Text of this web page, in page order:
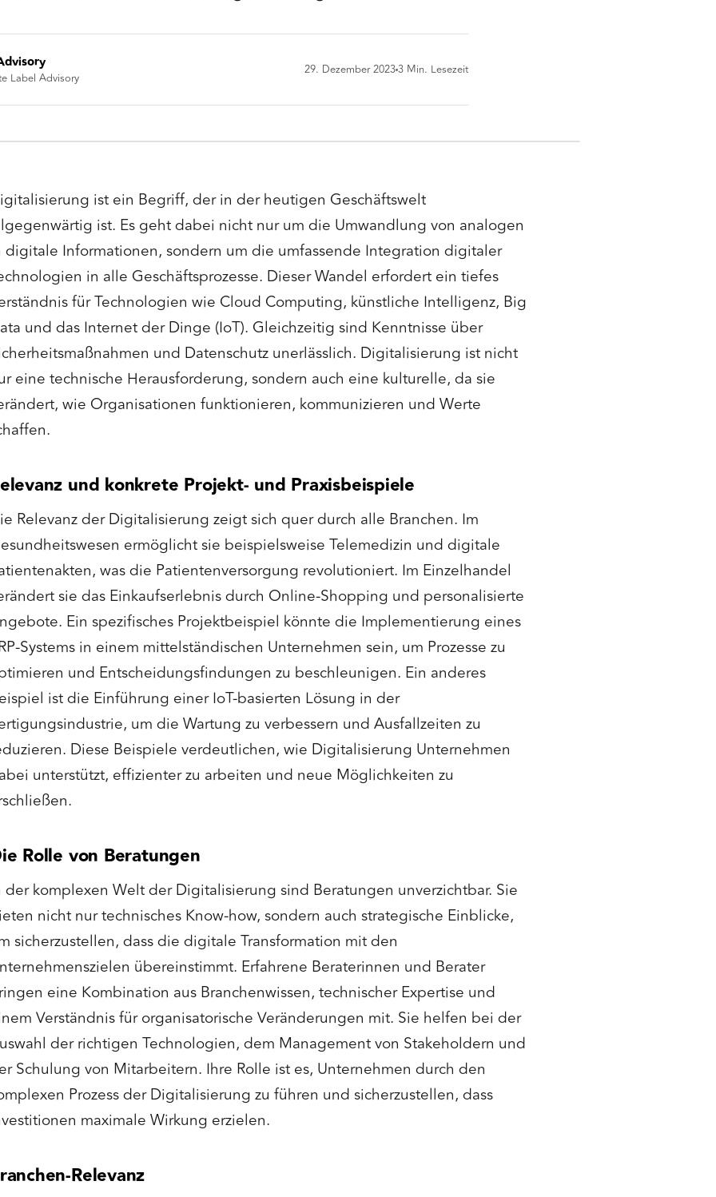
Label Advisory
29. Dezember 20233 Min. Lesezeit
ist ein Begriff, der in der heutigen Geschäftswelt
ist. Es geht dabei nicht nur um die Umwandlung von analogen
digitale Informationen, sondern um die umfassende Integration digitaler
in alle Geschäftsprozesse. Dieser Wandel erfordert ein tiefes
für Technologien wie Cloud Computing, künstliche Intelligenz, Big
und das Internet der Dinge (IoT). Gleichzeitig sind Kenntnisse über
und Datenschutz unerlässlich. Digitalisierung ist nicht
eine technische Herausforderung, sondern auch eine kulturelle, da sie
wie Organisationen funktionieren, kommunizieren und Werte
und konkrete Projekt- und Praxisbeispiele
Relevanz der Digitalisierung zeigt sich quer durch alle Branchen. Im
ermöglicht sie beispielsweise Telemedizin und digitale
was die Patientenversorgung revolutioniert. Im Einzelhandel
sie das Einkaufserlebnis durch Online-Shopping und personalisierte
Ein spezifisches Projektbeispiel könnte die Implementierung eines
Systems in einem mittelständischen Unternehmen sein, um Prozesse zu
und Entscheidungsfindungen zu beschleunigen. Ein anderes
ist die Einführung einer IoT-basierten Lösung in der
um die Wartung zu verbessern und Ausfallzeiten zu
Diese Beispiele verdeutlichen, wie Digitalisierung Unternehmen
unterstützt, effizienter zu arbeiten und neue Möglichkeiten zu
Rolle von Beratungen
der komplexen Welt der Digitalisierung sind Beratungen unverzichtbar. Sie
nicht nur technisches Know-how, sondern auch strategische Einblicke,
sicherzustellen, dass die digitale Transformation mit den
übereinstimmt. Erfahrene Beraterinnen und Berater
eine Kombination aus Branchenwissen, technischer Expertise und
Verständnis für organisatorische Veränderungen mit. Sie helfen bei der
der richtigen Technologien, dem Management von Stakeholdern und
Schulung von Mitarbeitern. Ihre Rolle ist es, Unternehmen durch den
Prozess der Digitalisierung zu führen und sicherzustellen, dass
maximale Wirkung erzielen.
Relevanz